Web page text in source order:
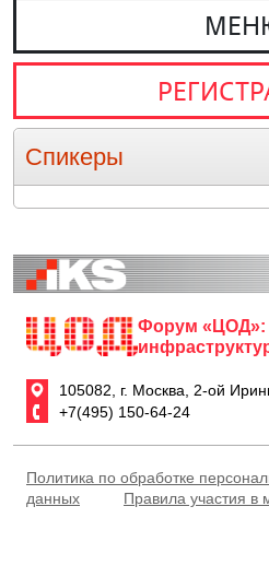
Спикеры
Форум «ЦОД»:
105082, г. Москва, 2-ой
+7(495) 150-64-24
Политика по обработке
данных
Правила участия в